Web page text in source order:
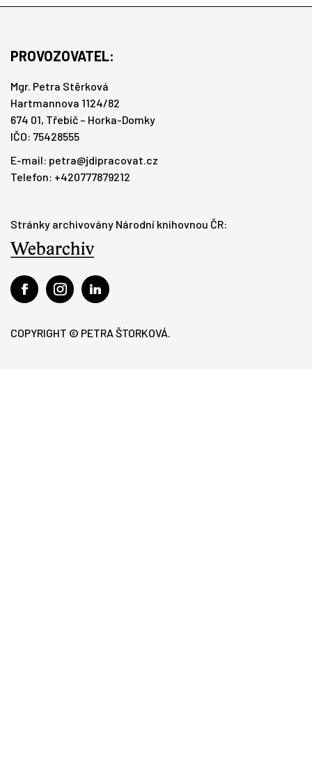
PROVOZOVATEL:
Mgr. Petra Stěrková
Hartmannova 1124/82
674 01, Třebíč – Horka-Domky
IČO: 75428555
E-mail: petra@jdipracovat.cz
Telefon: +420777879212
Stránky archivovány Národní knihovnou ČR:
COPYRIGHT © PETRA ŠTORKOVÁ.